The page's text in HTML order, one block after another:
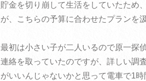
貯金を切り崩して生活をしていたため
が、こちらの予算に合わせたプランを
最初は小さい子が二人いるので原一探
連絡を取っていたのですが、詳しい調
がいいんじゃないかと思って電車で1